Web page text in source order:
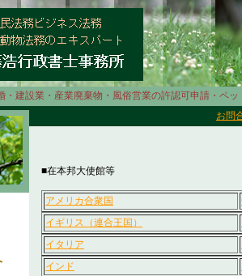
・建設業・産業廃棄物・風俗営業の許認可申請・ペ
お問
■在本邦大使館等
アメリカ合衆国
イギリス（連合王国）
イタリア
インド